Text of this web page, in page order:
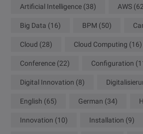
Artificial Intelligence (38) AWS
Big Data (16) BPM (50)
Cloud (28) Cloud Computing (16)
Conference (22) Configuration
Digital Innovation (8)
English (65) German (34)
Innovation (10) Installation (9)